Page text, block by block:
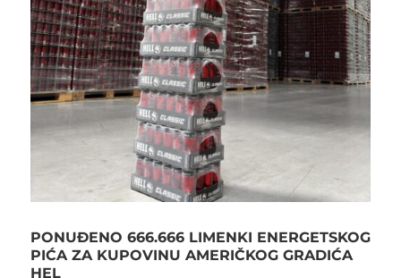
PONUĐENO 666.666 LIMENKI ENERGETSKOG
PIĆA ZA KUPOVINU AMERIČKOG GRADIĆA
HEL